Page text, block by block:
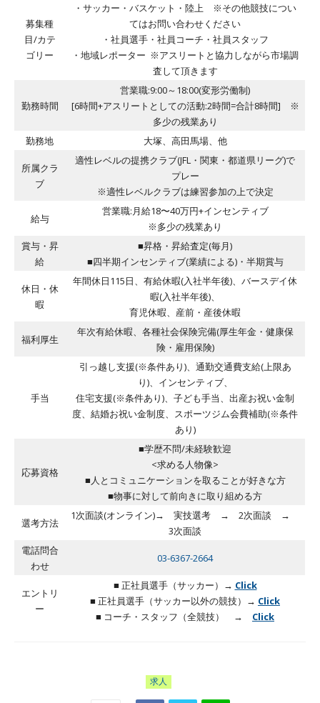
募集種
目/カテ
ゴリー
・サッカー・バスケット・陸上 ※その他競技につい
てはお問い合わせください​
​・社員選手・社員コーチ・社員スタッフ
・地域レポーター ※アスリートと協力しながら市場調
査して頂きます
勤務時間
営業職:9:00～18:00(変形労働制)
[6時間+アスリートとしての活動:2時間=合計8時間] ※
多少の残業あり
勤務地
大塚、高田馬場、他
所属クラ
ブ
適性レベルの提携クラブ(JFL・関東・都道県リーグ)で
プレー
※適性レベルクラブは練習参加の上で決定
給与
営業職:月給18〜40万円+インセンティブ
※多少の残業あり
賞与・昇
給
■昇格・昇給査定(毎月)
■四半期インセンティブ(業績による)・半期賞与
休日・休
暇
年間休日115日、有給休暇(入社半年後)、バースデイ休
暇(入社半年後)、
育児休暇、産前・産後休暇
福利厚生
年次有給休暇、各種社会保険完備(厚生年金・健康保
険・雇用保険)
手当
引っ越し支援(※条件あり)、通勤交通費支給(上限あ
り)、インセンティブ、
住宅支援(※条件あり)、子ども手当、出産お祝い金制
度、結婚お祝い金制度、スポーツジム会費補助(※条件
あり)
応募資格
■学歴不問/未経験歓迎
<求める人物像>
■人とコミュニケーションを取ることが好きな方
■物事に対して前向きに取り組める方
選考方法
1次面談(オンライン)→ 実技選考 → 2次面談 →
3次面談
電話問合
わせ
03-6367-2664
エントリ
ー
■ 正社員選手（サッカー）→ Click
■ 正社員選手（サッカー以外の競技）→ Click
■ コーチ・スタッフ（全競技） → Click
求人